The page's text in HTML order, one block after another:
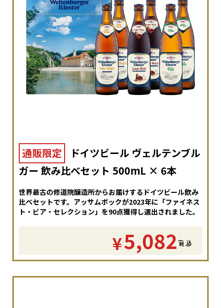
通販限定
ドイツビール ヴェルテンブル
ガー 飲み比べセット 500mL × 6本
世界最古の修道院醸造所からお届けするドイツビール飲み
比べセットです。アッサムボックが2023年に「ファイネス
ト・ビア・セレクション」を90点獲得し選出されました。
¥5,082 (
税
込 )